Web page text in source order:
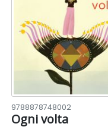
9788878748002
Ogni volta